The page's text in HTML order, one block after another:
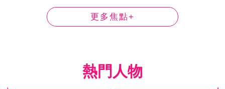
更多焦點+
熱門人物